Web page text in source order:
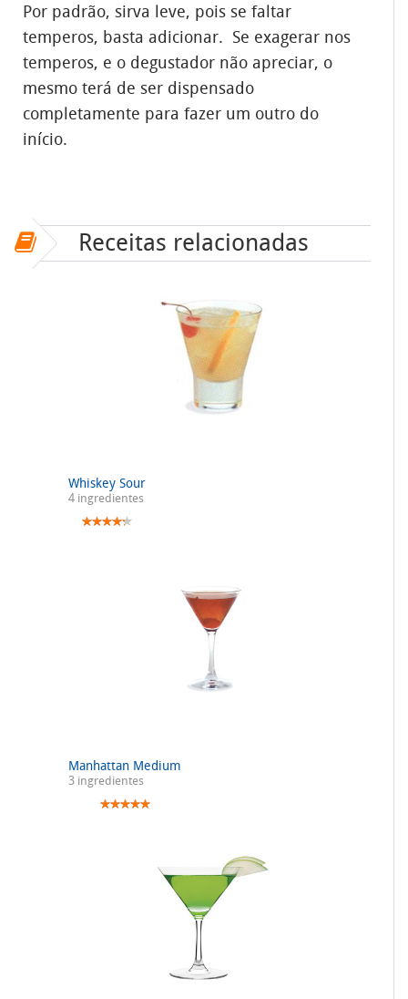
Por padrão, sirva leve, pois se faltar
temperos, basta adicionar. Se exagerar nos
temperos, e o degustador não apreciar, o
mesmo terá de ser dispensado
completamente para fazer um outro do
início.
Receitas relacionadas
Whiskey Sour
4 ingredientes
Manhattan Medium
3 ingredientes